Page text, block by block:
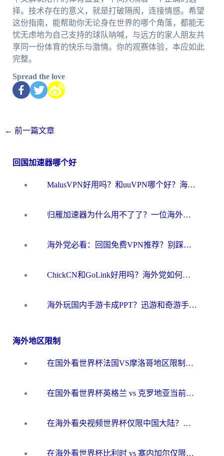
择。技术存在的意义，就是打破隔阂，连接情感。希望
这份指南，能帮助你无论身在世界的哪个角落，都能无
忧无虑地为自己支持的球队呐喊，与远方的家人朋友共
享同一份体育的快乐与激情。你的观赛体验，本应如此
完整。
Spread the love
← 前一篇文章
回国加速器哪个好
MalusVPN好用吗？和uuVPN哪个好？海外党无缝访问国内资源的真实对比与选择指南
归雁加速器为什么用不了了？一位海外游子的真实困惑与技术解答
海外党必看：回国免费VPN推荐？别踩坑！教你选对加速器无缝刷国内资源
ChickCN和GoLink好用吗？海外党如何选对回国加速器
海外玩国内手游卡成PPT？迅游和奇游手游哪个好？一篇讲透回国加速器怎么选
海外地区限制
在国外看世界杯法国VS摩洛哥地区限制？这篇指南让你流畅看中文解说无压力
在国外看世界杯英格兰 vs 克罗地亚当前地区不可播放？这篇指南帮你搞定所有海外观赛难题
在海外看央视频世界杯仅限中国大陆？这篇指南帮你解锁中文解说+无卡顿直播
在海外看世界杯比利时 vs 塞内加尔仅限中国大陆？我找到了最流畅的中文解说之路